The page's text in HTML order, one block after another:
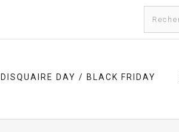
DISQUAIRE DAY / BLACK FRIDAY